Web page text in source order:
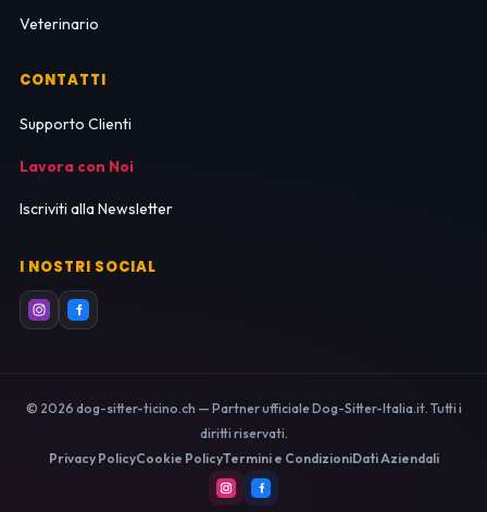
Veterinario
CONTATTI
Supporto Clienti
Lavora con Noi
Iscriviti alla Newsletter
I NOSTRI SOCIAL
© 2026 dog-sitter-ticino.ch — Partner ufficiale Dog-Sitter-Italia.it. Tutti i
diritti riservati.
Privacy PolicyCookie PolicyTermini e CondizioniDati Aziendali